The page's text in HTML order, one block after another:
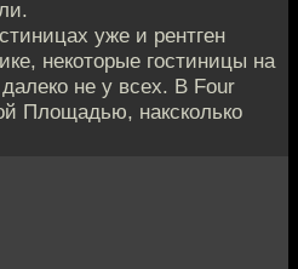
уже и рентген
некоторые гостиницы на
не у всех. В Four
Площадью, наксколько